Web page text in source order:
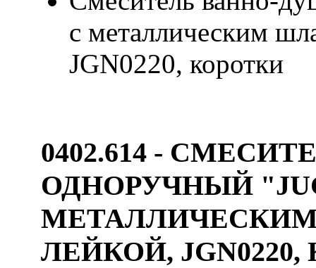
с металлическим
JGN0220, коротки
0402.614 -
ОДНОРУЧНЫЙ
ЛЕЙКОЙ,